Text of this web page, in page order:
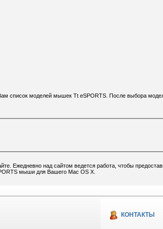
список моделей мышек Tt eSPORTS. После выбора
Ежедневно над сайтом ведется работа, чтобы
мыши для Вашего Mac OS X.
КОНТАКТЫ